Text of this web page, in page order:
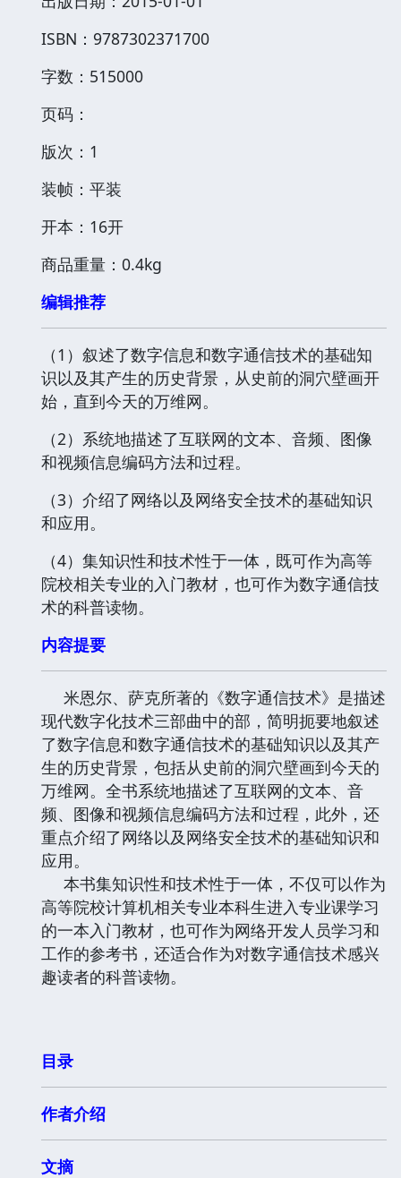
ISBN：9787302371700
字数：515000
页码：
版次：1
装帧：平装
开本：16开
商品重量：0.4kg
编辑推荐
（1）叙述了数字信息和数字通信技术的基础知
识以及其产生的历史背景，从史前的洞穴壁画开
始，直到今天的万维网。
（2）系统地描述了互联网的文本、音频、图像
和视频信息编码方法和过程。
（3）介绍了网络以及网络安全技术的基础知识
和应用。
（4）集知识性和技术性于一体，既可作为高等
院校相关专业的入门教材，也可作为数字通信技
术的科普读物。
内容提要
米恩尔、萨克所著的《数字通信技术》是描述
现代数字化技术三部曲中的部，简明扼要地叙述
了数字信息和数字通信技术的基础知识以及其产
生的历史背景，包括从史前的洞穴壁画到今天的
万维网。全书系统地描述了互联网的文本、音
频、图像和视频信息编码方法和过程，此外，还
重点介绍了网络以及网络安全技术的基础知识和
应用。
本书集知识性和技术性于一体，不仅可以作为
高等院校计算机相关专业本科生进入专业课学习
的一本入门教材，也可作为网络开发人员学习和
工作的参考书，还适合作为对数字通信技术感兴
趣读者的科普读物。
目录
作者介绍
文摘